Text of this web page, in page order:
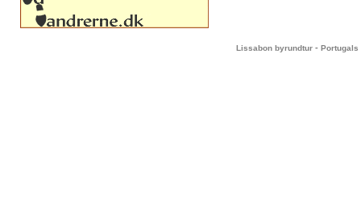
Lissabon byrundtur - Portugals